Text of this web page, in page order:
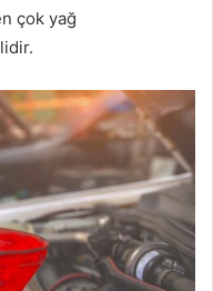
çok yağ